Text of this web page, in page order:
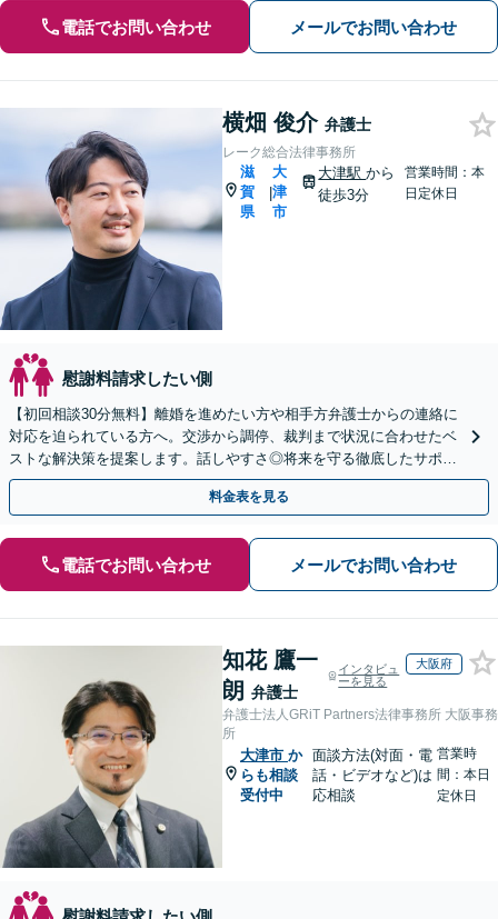
電話でお問い合わせ メールでお問い合わせ
横畑 俊介 弁護士
レーク総合法律事務所
滋
賀
県
|
大
津
市
大津駅から
徒歩3分
営業時間：本
日定休日
慰謝料請求したい側
【初回相談30分無料】離婚を進めたい方や相手方弁護士からの連絡に
対応を迫られている方へ。交渉から調停、裁判まで状況に合わせたベ
ストな解決策を提案します。話しやすさ◎将来を守る徹底したサポー
トをいたします。【大津駅徒歩3分】
料金表を見る
電話でお問い合わせ メールでお問い合わせ
知花 鷹一
朗 弁護士
インタビュ
ーを見る
大阪府
弁護士法人GRiT Partners法律事務所 大阪事務
所
大津市 か
らも相談
受付中
面談方法(対面・電
話・ビデオなど)は
応相談
営業時
間：本日
定休日